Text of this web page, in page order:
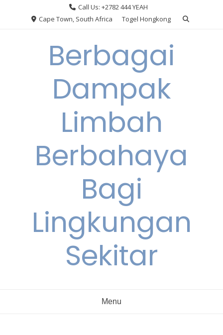
Call Us: +2782 444 YEAH
Cape Town, South Africa
Togel Hongkong
Berbagai
Dampak
Limbah
Berbahaya
Bagi
Lingkungan
Sekitar
Menu